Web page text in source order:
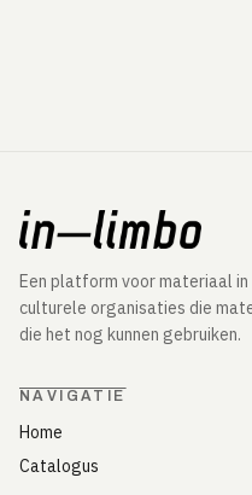
Een platform voor materiaal
culturele organisaties die
die het nog kunnen gebruiken.
NAVIGATIE
Home
Catalogus